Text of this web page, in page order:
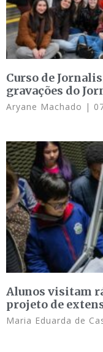
Curso de
gravações do
Aryane Machado
Alunos visitam
projeto de
Maria Eduarda de